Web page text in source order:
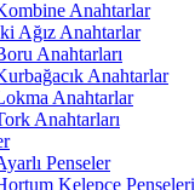
Anahtarlar
Ağız Anahtarlar
Anahtarları
Anahtarlar
Anahtarlar
Anahtarları
Penseler
Kelepçe Penseleri